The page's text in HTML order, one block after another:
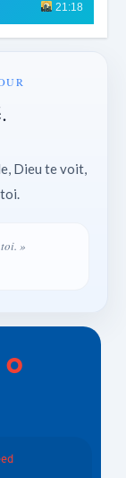
21:18
Dieu te voit,
»